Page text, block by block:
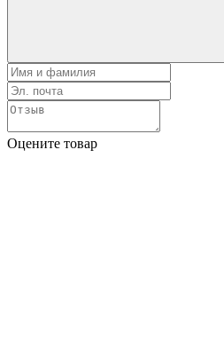
Оцените товар